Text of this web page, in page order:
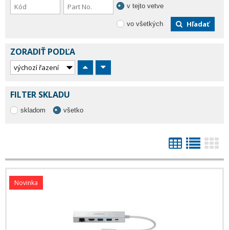
v tejto vetve
vo všetkých Hľadať
ZORADIŤ PODĽA
FILTER SKLADU
skladom všetko
Novinka